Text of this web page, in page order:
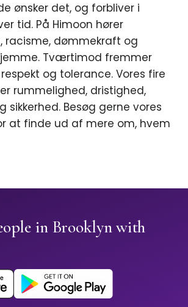
ønsker det, og forbliver i
tid. På Himoon hører
racisme, dømmekraft og
Tværtimod fremmer
og tolerance. Vores fire
rummelighed, dristighed,
sikkerhed. Besøg gerne vores
at finde ud af mere om, hvem
in Brooklyn with